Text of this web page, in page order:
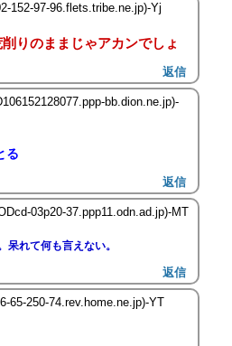
152-97-96.flets.tribe.ne.jp)-Yj
りのままじゃアカンでしょ
返信
bb.dion.ne.jp)-
る
返信
03p20-37.ppp11.odn.ad.jp)-MT
呆れて何も言えない。
返信
65-250-74.rev.home.ne.jp)-YT